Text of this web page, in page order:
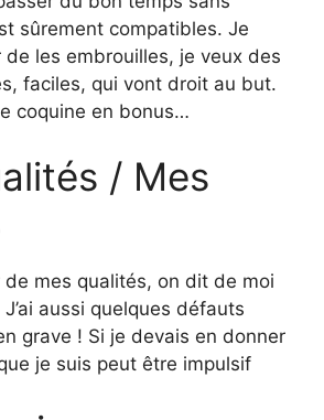
sûrement compatibles. Je
de les embrouilles, je veux des
faciles, qui vont droit au but.
coquine en bonus…
/ Mes
de mes qualités, on dit de moi
aussi quelques défauts
grave ! Si je devais en donner
je suis peut être impulsif